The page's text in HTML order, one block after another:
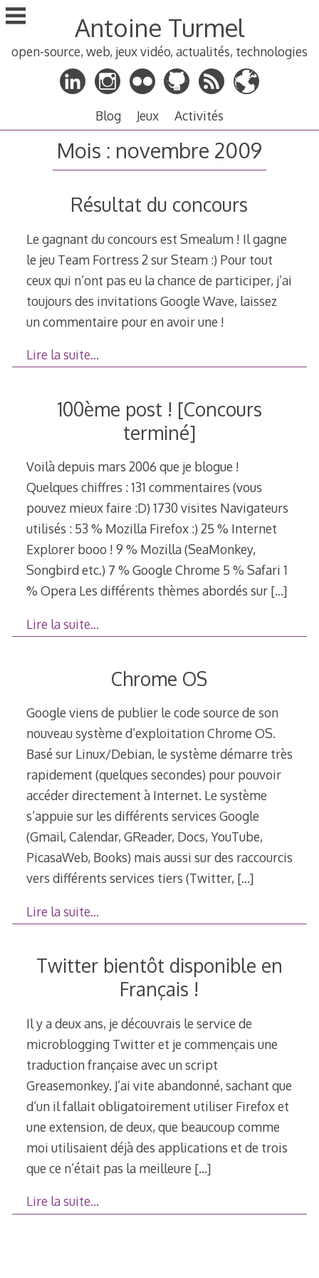
Aller
au
principal
Antoine Turmel
open-source, web, jeux vidéo, actualités, technologies
Blog Jeux Activités
Mois : novembre 2009
Résultat du concours
Le gagnant du concours est Smealum ! Il gagne
le jeu Team Fortress 2 sur Steam :) Pour tout
ceux qui n’ont pas eu la chance de participer, j’ai
toujours des invitations Google Wave, laissez
un commentaire pour en avoir une !
Lire la suite…
100ème post ! [Concours
terminé]
Voilà depuis mars 2006 que je blogue !
Quelques chiffres : 131 commentaires (vous
pouvez mieux faire :D) 1730 visites Navigateurs
utilisés : 53 % Mozilla Firefox :) 25 % Internet
Explorer booo ! 9 % Mozilla (SeaMonkey,
Songbird etc.) 7 % Google Chrome 5 % Safari 1
% Opera Les différents thèmes abordés sur […]
Lire la suite…
Chrome OS
Google viens de publier le code source de son
nouveau système d’exploitation Chrome OS.
Basé sur Linux/Debian, le système démarre très
rapidement (quelques secondes) pour pouvoir
accéder directement à Internet. Le système
s’appuie sur les différents services Google
(Gmail, Calendar, GReader, Docs, YouTube,
PicasaWeb, Books) mais aussi sur des raccourcis
vers différents services tiers (Twitter, […]
Lire la suite…
Twitter bientôt disponible en
Français !
Il y a deux ans, je découvrais le service de
microblogging Twitter et je commençais une
traduction française avec un script
Greasemonkey. J’ai vite abandonné, sachant que
d’un il fallait obligatoirement utiliser Firefox et
une extension, de deux, que beaucoup comme
moi utilisaient déjà des applications et de trois
que ce n’était pas la meilleure […]
Lire la suite…